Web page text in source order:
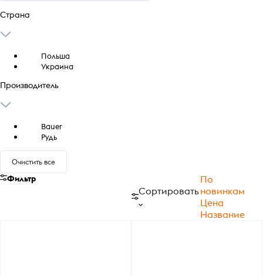
Страна
Польша
Украина
Производитель
Bauer
Рудь
Очистить все
Фильтр
Сортировать
По
новинкам
Цена
Название